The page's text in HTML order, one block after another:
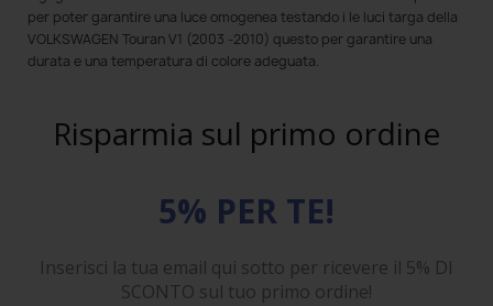
per poter garantire una luce omogenea testando i le luci targa della
VOLKSWAGEN Touran V1 (2003 -2010) questo per garantire una
durata e una temperatura di colore adeguata.
Risparmia sul primo ordine
5% PER TE!
Inserisci la tua email qui sotto per ricevere il 5% DI
SCONTO sul tuo primo ordine!